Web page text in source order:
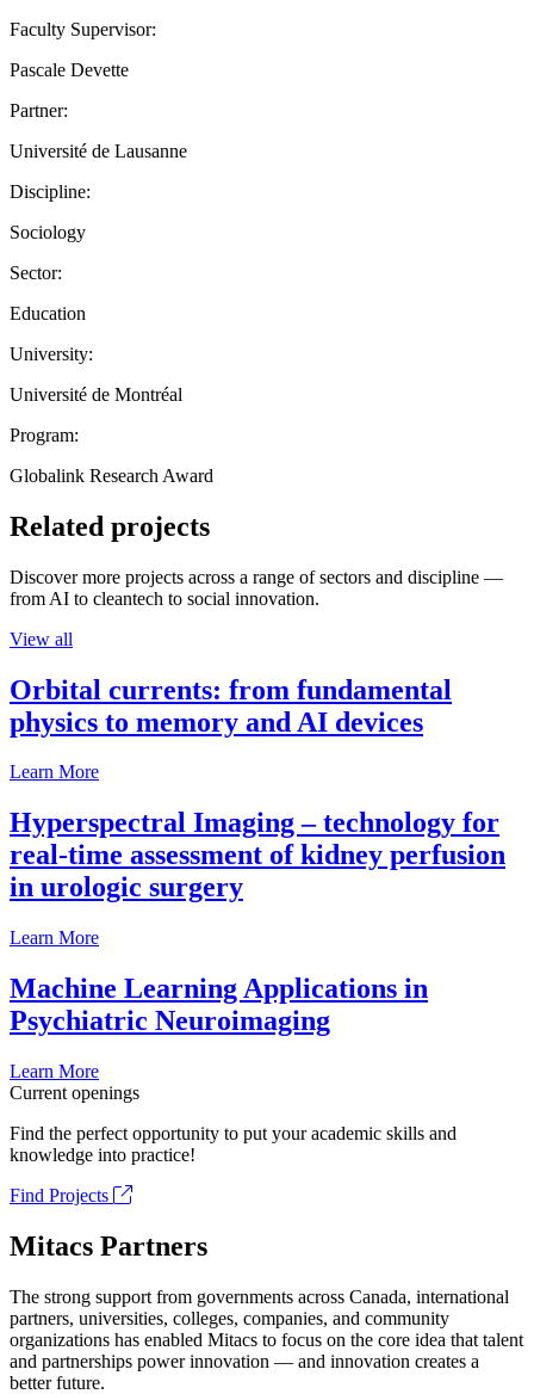
Faculty Supervisor:
Pascale Devette
Partner:
Université de Lausanne
Discipline:
Sociology
Sector:
Education
University:
Université de Montréal
Program:
Globalink Research Award
Related projects
Discover more projects across a range of sectors and discipline —
from AI to cleantech to social innovation.
View all
Orbital currents: from fundamental
physics to memory and AI devices
Learn More
Hyperspectral Imaging – technology for
real-time assessment of kidney perfusion
in urologic surgery
Learn More
Machine Learning Applications in
Psychiatric Neuroimaging
Learn More
Current openings
Find the perfect opportunity to put your academic skills and
knowledge into practice!
Find Projects
Mitacs Partners
The strong support from governments across Canada, international
partners, universities, colleges, companies, and community
organizations has enabled Mitacs to focus on the core idea that talent
and partnerships power innovation — and innovation creates a
better future.